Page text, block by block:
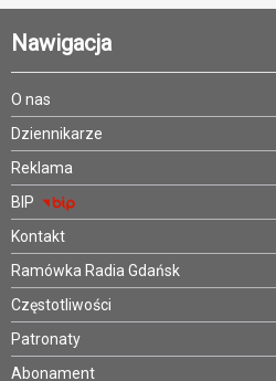
Nawigacja
O nas
Dziennikarze
Reklama
BIP
Kontakt
Ramówka Radia Gdańsk
Częstotliwości
Patronaty
Abonament